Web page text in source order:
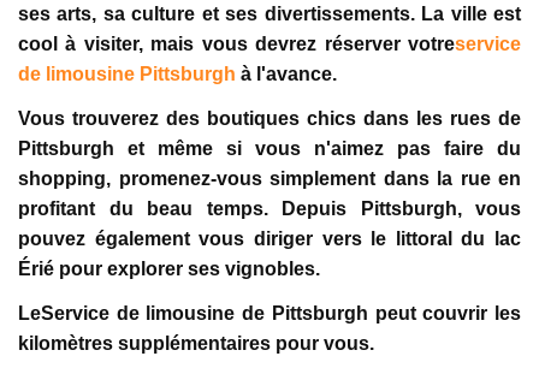
ses arts, sa culture et ses divertissements. La ville est
cool à visiter, mais vous devrez réserver votreservice
de limousine Pittsburgh à l'avance.
Vous trouverez des boutiques chics dans les rues de
Pittsburgh et même si vous n'aimez pas faire du
shopping, promenez-vous simplement dans la rue en
profitant du beau temps. Depuis Pittsburgh, vous
pouvez également vous diriger vers le littoral du lac
Érié pour explorer ses vignobles.
LeService de limousine de Pittsburgh peut couvrir les
kilomètres supplémentaires pour vous.